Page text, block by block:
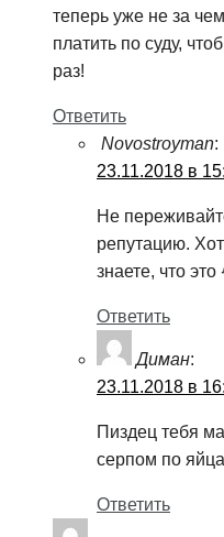
теперь уже не за
платить по суду,
раз!
Ответить
Novostroyman:
23.11.2018 в
Не
репутацию.
знаете, что
Ответить
Диман:
23.11.2018 в
Пиздец тебя
серпом по
Ответить